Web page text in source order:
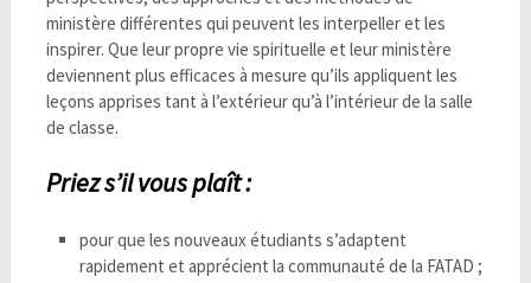
ministère différentes qui peuvent les interpeller et les
inspirer. Que leur propre vie spirituelle et leur ministère
deviennent plus efficaces à mesure qu’ils appliquent les
leçons apprises tant à l’extérieur qu’à l’intérieur de la salle
de classe.
Priez s’il vous plaît :
pour que les nouveaux étudiants s’adaptent
rapidement et apprécient la communauté de la FATAD ;